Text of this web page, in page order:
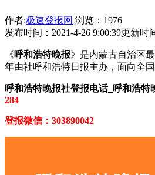
作者:极速登报网 浏览：1976
发布时间：2021-4-26 9:00:39更新时
《呼和浩特晚报》是内蒙古自治区
年由社呼和浩特日报主办，面向全
呼和浩特晚报社登报电话_呼和浩特
284
登报微信：303890042